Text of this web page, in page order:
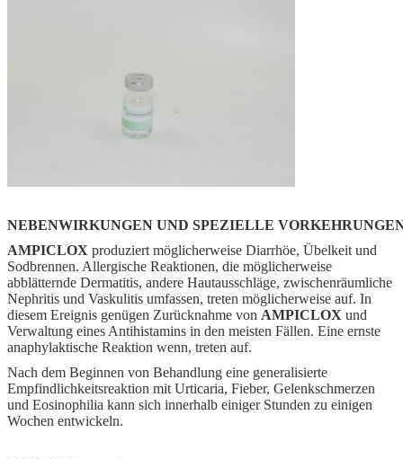
NEBENWIRKUNGEN UND SPEZIELLE
AMPICLOX produziert möglicherweise Diarrhöe, Übelkeit und
Sodbrennen. Allergische Reaktionen, die möglicherweise
abblätternde Dermatitis, andere Hautausschläge, zwischenräumliche
Nephritis und Vaskulitis umfassen, treten möglicherweise auf. In
diesem Ereignis genügen Zurücknahme von AMPICLOX und
Verwaltung eines Antihistamins in den meisten Fällen. Eine ernste
anaphylaktische Reaktion wenn, treten auf.
Nach dem Beginnen von Behandlung eine generalisierte
Empfindlichkeitsreaktion mit Urticaria, Fieber, Gelenkschmerzen
und Eosinophilia kann sich innerhalb einiger Stunden zu einigen
Wochen entwickeln.